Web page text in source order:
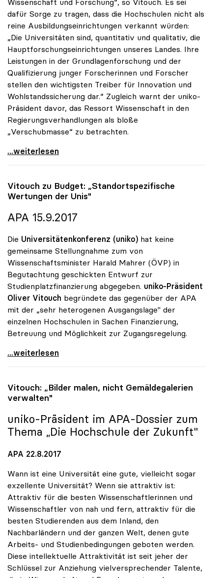
dafür Sorge zu tragen, dass die Hochschulen nicht als
reine Ausbildungseinrichtungen verkannt würden:
„Die Universitäten sind, quantitativ und qualitativ, die
Hauptforschungseinrichtungen unseres Landes. Ihre
Leistungen in der Grundlagenforschung und der
Qualifizierung junger Forscherinnen und Forscher
stellen den wichtigsten Treiber für Innovation und
Wohlstandssicherung dar.“ Zugleich warnt der uniko-
Präsident davor, das Ressort Wissenschaft in den
Regierungsverhandlungen als bloße
„Verschubmasse“ zu betrachten.
uniko-Präsident: „Wissenschaft ist keine
...weiterlesen
Vitouch zu Budget: „Standortspezifische
Wertungen der Unis"
APA 15.9.2017
Die Universitätenkonferenz (uniko) hat keine
gemeinsame Stellungnahme zum von
Wissenschaftsminister Harald Mahrer (ÖVP) in
Begutachtung geschickten Entwurf zur
Studienplatzfinanzierung abgegeben. uniko-Präsident
Oliver Vitouch begründete das gegenüber der APA
mit der „sehr heterogenen Ausgangslage" der
einzelnen Hochschulen in Sachen Finanzierung,
Betreuung und Möglichkeit zur Zugangsregelung.
Vitouch zu Budget: „Standortspezifische Wertungen
...weiterlesen
Vitouch: „Bilder malen, nicht Gemäldegalerien
verwalten"
uniko-Präsident im APA-Dossier zum
Thema „Die Hochschule der Zukunft"
APA 22.8.2017
Wann ist eine Universität eine gute, vielleicht sogar
exzellente Universität? Wenn sie attraktiv ist:
Attraktiv für die besten Wissenschaftlerinnen und
Wissenschaftler von nah und fern, attraktiv für die
besten Studierenden aus dem Inland, den
Nachbarländern und der ganzen Welt, denen gute
Arbeits- und Studienbedingungen geboten werden.
Diese intellektuelle Attraktivität ist seit jeher der
Schlüssel zur Anziehung vielversprechender Talente,